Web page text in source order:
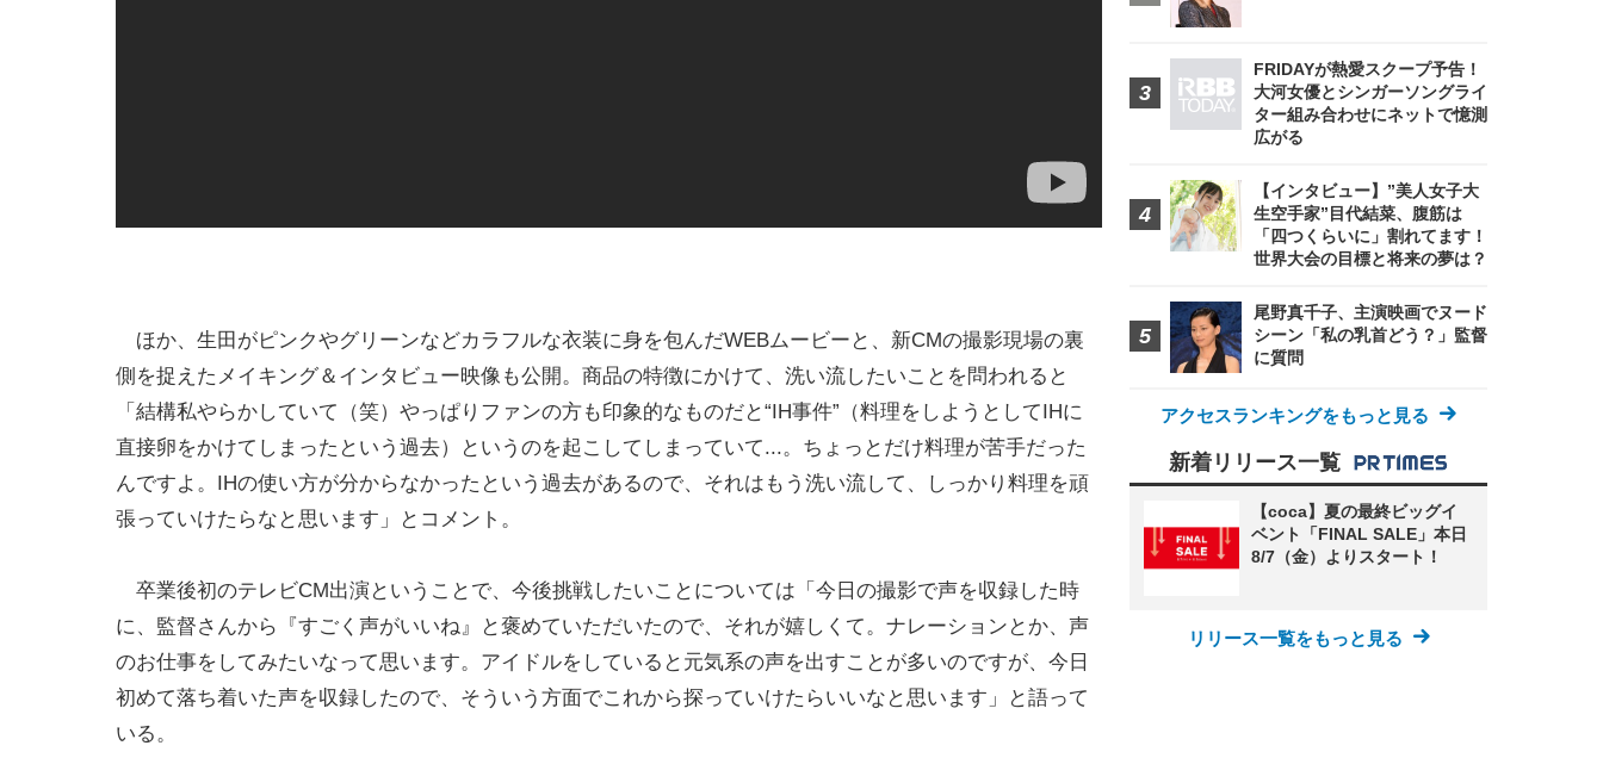
ほか、生田がピンクやグリーンなどカラフルな衣装に身を包んだWEBムービーと、新CMの撮影現場の裏
側を捉えたメイキング＆インタビュー映像も公開。商品の特徴にかけて、洗い流したいことを問われると
「結構私やらかしていて（笑）やっぱりファンの方も印象的なものだと“IH事件”（料理をしようとしてIHに
直接卵をかけてしまったという過去）というのを起こしてしまっていて...。ちょっとだけ料理が苦手だった
んですよ。IHの使い方が分からなかったという過去があるので、それはもう洗い流して、しっかり料理を頑
張っていけたらなと思います」とコメント。
卒業後初のテレビCM出演ということで、今後挑戦したいことについては「​​今日の撮影で声を収録した時
に、監督さんから『すごく声がいいね』と褒めていただいたので、それが嬉しくて。ナレーションとか、声
のお仕事をしてみたいなって思います。アイドルをしていると元気系の声を出すことが多いのですが、今日
初めて落ち着いた声を収録したので、そういう方面でこれから探っていけたらいいなと思います」と語って
いる。
FRIDAYが熱愛スクープ予告！
大河女優とシンガーソングライ
ター組み合わせにネットで憶測
広がる
【インタビュー】”美人女子大
生空手家”目代結菜、腹筋は
「四つくらいに」割れてます！
世界大会の目標と将来の夢は？
尾野真千子、主演映画でヌード
シーン「私の乳首どう？」監督
に質問
アクセスランキングをもっと見る
新着リリース一覧
【coca】夏の最終ビッグイ
ベント「FINAL SALE」本日
8/7（金）よりスタート！
リリース一覧をもっと見る